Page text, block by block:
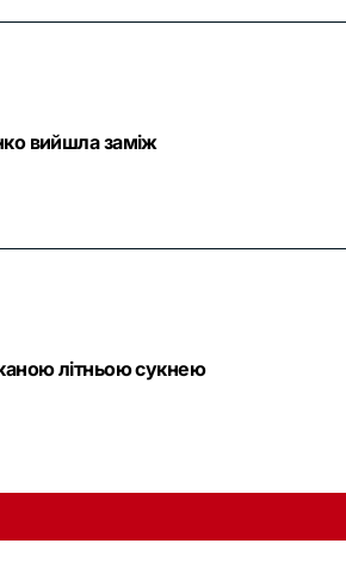
вийшла заміж
літньою сукнею